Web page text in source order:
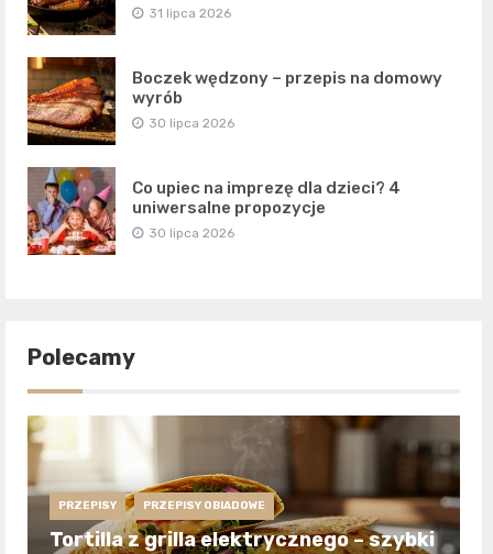
31 lipca 2026
Boczek wędzony – przepis na domowy
wyrób
30 lipca 2026
Co upiec na imprezę dla dzieci? 4
uniwersalne propozycje
30 lipca 2026
Polecamy
PRZEPISY PRZEPISY OBIADOWE
Tortilla z grilla elektrycznego – szybki